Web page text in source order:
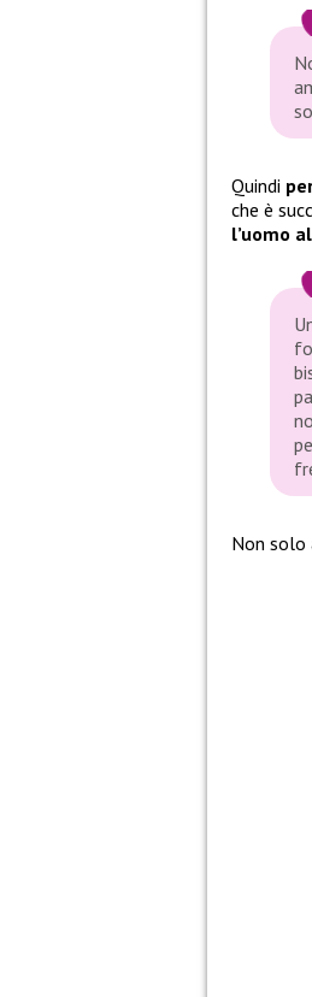
Quindi
che è
l’uomo
Non solo